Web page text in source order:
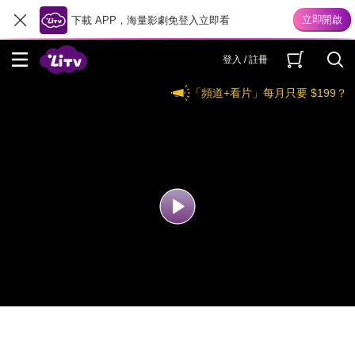
下載 APP，海量影劇免登入立即看
登入 / 註冊
「頻道+看片」每月只要 $199？